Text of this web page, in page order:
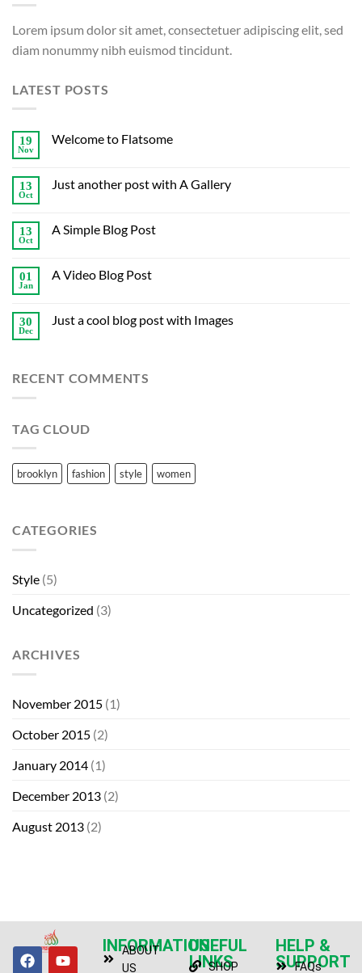
Lorem ipsum dolor sit amet, consectetuer adipiscing elit, sed
diam nonummy nibh euismod tincidunt.
LATEST POSTS
19
Nov
Welcome to Flatsome
13
Oct
Just another post with A Gallery
13
Oct
A Simple Blog Post
01
Jan
A Video Blog Post
30
Dec
Just a cool blog post with Images
RECENT COMMENTS
TAG CLOUD
brooklyn fashion style women
CATEGORIES
Style (5)
Uncategorized (3)
ARCHIVES
November 2015 (1)
October 2015 (2)
January 2014 (1)
December 2013 (2)
August 2013 (2)
INFORMATION
ABOUT
US
USEFUL
LINKS
SHOP
HELP &
SUPPORT
FAQs